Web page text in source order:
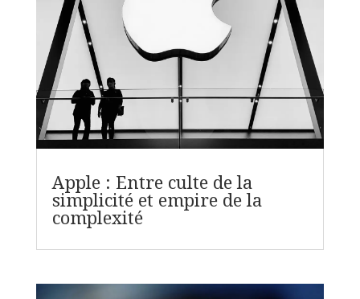
Apple : Entre culte de la
simplicité et empire de la
complexité